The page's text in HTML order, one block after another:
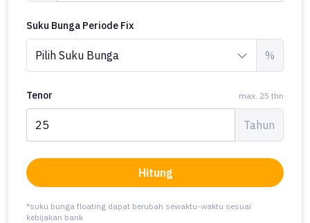
Suku Bunga Periode Fix
%
Tenor max. 25 thn
Tahun
Hitung
*suku bunga floating dapat berubah sewaktu-waktu sesuai
kebijakan bank